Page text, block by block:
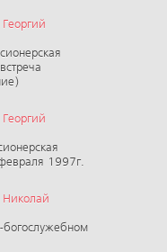
1997г.